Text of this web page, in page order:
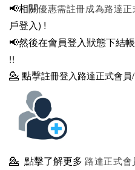
📢相關優惠需註冊成為路達正
戶登入) !
📢然後在會員登入狀態下結帳
!!
💁 點擊註冊登入路達正式會員/
💁 點擊了解更多 路達正式